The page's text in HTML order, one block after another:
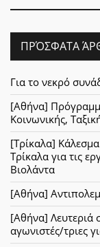
ΠΡΌΣΦΑΤΑ
Για το νεκρό
[Αθήνα]
Κοινωνικής,
[Τρίκαλα]
Τρίκαλα για τις
Βιολάντα
[Αθήνα]
[Αθήνα] Λευτεριά
αγωνιστές/τριες